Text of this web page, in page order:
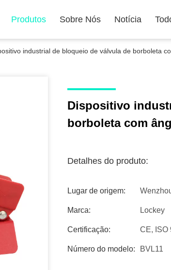
Produtos Sobre Nós Notícia
industrial de bloqueio de válvula de borboleta
Dispositivo
borboleta com
Detalhes do produto:
Lugar de origem:
Marca: Lockey
Certificação: CE, ISO
Número do modelo: BVL11